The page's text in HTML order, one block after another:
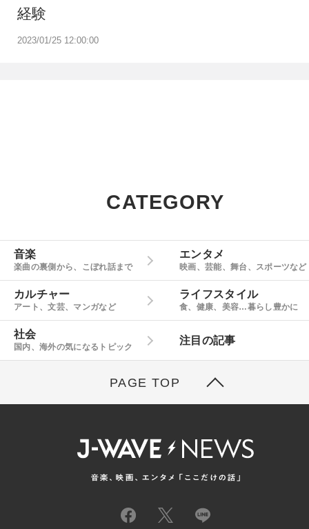
2023/01/25 12:00:00
経験
CATEGORY
音楽
楽曲の裏側から、こぼれ話まで
エンタメ
映画、芸能、舞台、スポーツなど
カルチャー
アート、文芸、マンガなど
ライフスタイル
食、健康、美容…暮らし豊かに
社会
国内、海外の気になるトピック
注目の記事
PAGE TOP